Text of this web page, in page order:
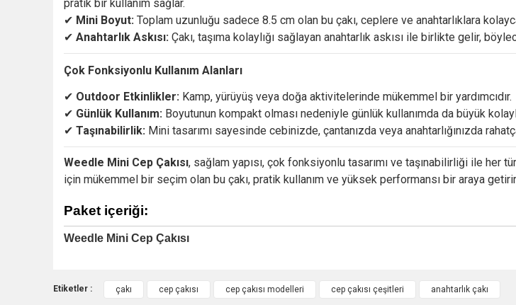
pratik bir kullanım sağlar.
✔ Mini Boyut: Toplam uzunluğu sadece 8.5 cm olan bu çakı, ceplere ve anahtarlıklara
✔ Anahtarlık Askısı: Çakı, taşıma kolaylığı sağlayan anahtarlık askısı ile birlikte gelir,
Çok Fonksiyonlu Kullanım Alanları
✔ Outdoor Etkinlikler: Kamp, yürüyüş veya doğa aktivitelerinde mükemmel bir yardımcıdır.
✔ Günlük Kullanım: Boyutunun kompakt olması nedeniyle günlük kullanımda da büyük
✔ Taşınabilirlik: Mini tasarımı sayesinde cebinizde, çantanızda veya anahtarlığınızda
Weedle Mini Cep Çakısı, sağlam yapısı, çok fonksiyonlu tasarımı ve taşınabilirliği ile her
için mükemmel bir seçim olan bu çakı, pratik kullanım ve yüksek performansı bir araya
Paket içeriği:
Weedle Mini Cep Çakısı
Etiketler : çakı cep çakısı cep çakısı modelleri cep çakısı çeşitleri anahtarlık çakı